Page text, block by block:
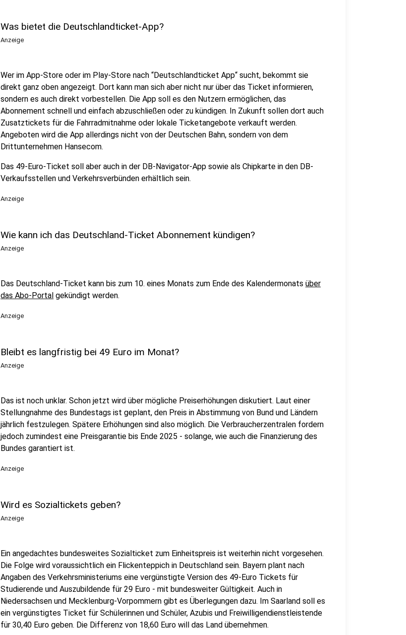
Was bietet die Deutschlandticket-App?
Anzeige
Wer im App-Store oder im Play-Store nach “Deutschlandticket App“ sucht, bekommt sie
direkt ganz oben angezeigt. Dort kann man sich aber nicht nur über das Ticket informieren,
sondern es auch direkt vorbestellen. Die App soll es den Nutzern ermöglichen, das
Abonnement schnell und einfach abzuschließen oder zu kündigen. In Zukunft sollen dort auch
Zusatztickets für die Fahrradmitnahme oder lokale Ticketangebote verkauft werden.
Angeboten wird die App allerdings nicht von der Deutschen Bahn, sondern von dem
Drittunternehmen Hansecom.
Das 49-Euro-Ticket soll aber auch in der DB-Navigator-App sowie als Chipkarte in den DB-
Verkaufsstellen und Verkehrsverbünden erhältlich sein.
Anzeige
Wie kann ich das Deutschland-Ticket Abonnement kündigen?
Anzeige
Das Deutschland-Ticket kann bis zum 10. eines Monats zum Ende des Kalendermonats über
das Abo-Portal gekündigt werden.
Anzeige
Bleibt es langfristig bei 49 Euro im Monat?
Anzeige
Das ist noch unklar. Schon jetzt wird über mögliche Preiserhöhungen diskutiert. Laut einer
Stellungnahme des Bundestags ist geplant, den Preis in Abstimmung von Bund und Ländern
jährlich festzulegen. Spätere Erhöhungen sind also möglich. Die Verbraucherzentralen fordern
jedoch zumindest eine Preisgarantie bis Ende 2025 - solange, wie auch die Finanzierung des
Bundes garantiert ist.
Anzeige
Wird es Sozialtickets geben?
Anzeige
Ein angedachtes bundesweites Sozialticket zum Einheitspreis ist weiterhin nicht vorgesehen.
Die Folge wird voraussichtlich ein Flickenteppich in Deutschland sein. Bayern plant nach
Angaben des Verkehrsministeriums eine vergünstigte Version des 49-Euro Tickets für
Studierende und Auszubildende für 29 Euro - mit bundesweiter Gültigkeit. Auch in
Niedersachsen und Mecklenburg-Vorpommern gibt es Überlegungen dazu. Im Saarland soll es
ein vergünstigtes Ticket für Schülerinnen und Schüler, Azubis und Freiwilligendienstleistende
für 30,40 Euro geben. Die Differenz von 18,60 Euro will das Land übernehmen.